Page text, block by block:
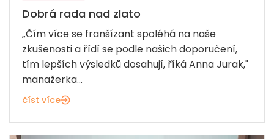
Dobrá rada nad zlato
„Čím více se franšízant spoléhá na naše
zkušenosti a řídí se podle našich doporučení,
tím lepších výsledků dosahují, říká Anna Jurak,"
manažerka...
číst více